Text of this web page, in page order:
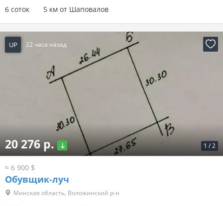
6 соток 5 км от Шаповалов
UP 22 часа назад
1 /2
20 276 р.
≈ 6 900 $
Обувщик-луч
Минская область, Воложинский р-н